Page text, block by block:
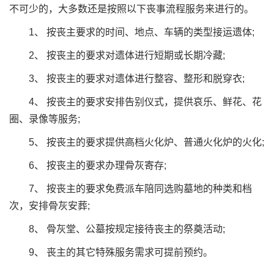
不可少的，大多数还是按照以下丧事流程服务来进行的。
1、 按丧主要求的时间、地点、车辆的类型接运遗体;
2、 按丧主的要求对遗体进行短期或长期冷藏;
3、 按丧主的要求对遗体进行整容、整形和脱穿衣;
4、 按丧主的要求安排告别仪式，提供哀乐、鲜花、花
圈、录像等服务;
5、 按丧主的要求提供高档火化炉、普通火化炉的火化;
6、 按丧主的要求办理骨灰寄存;
7、 按丧主的要求免费派车陪同选购墓地的种类和档
次，安排骨灰安葬;
8、 骨灰堂、公墓按规定接待丧主的祭奠活动;
9、 丧主的其它特殊服务需求可提前预约。